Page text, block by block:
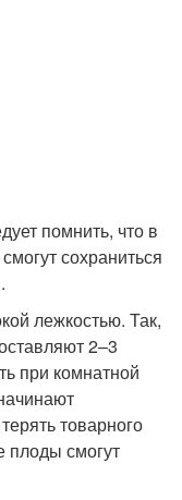
помнить, что в
сохраниться
лежкостью. Так,
2–3
при комнатной
товарного
плоды смогут